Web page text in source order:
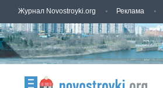
Журнал Novostroyki.org Реклама